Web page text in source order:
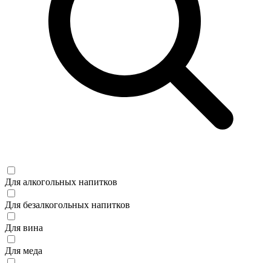
Для алкогольных напитков
Для безалкогольных напитков
Для вина
Для меда